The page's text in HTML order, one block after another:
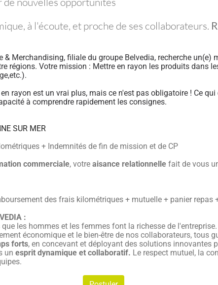
à l'écoute, et proche de ses collaborateurs.
& Merchandising, filiale du groupe Belvedia, recherche un(e)
régions. Votre mission : Mettre en rayon les produits dans
rayon est un vrai plus, mais ce n'est pas obligatoire ! Ce
à comprendre rapidement les consignes.
SUR MER
+ Indemnités de fin de mission et de CP
commerciale, votre aisance relationnelle fait de vous
des frais kilométriques + mutuelle + panier repas
:
les hommes et les femmes font la richesse de l'entreprise.
économique et le bien-être de nos collaborateurs, tous
forts, en concevant et déployant des solutions innovantes
un esprit dynamique et collaboratif. Le respect mutuel, la